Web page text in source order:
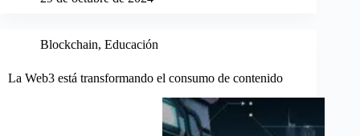
Blockchain, Educación
La Web3 está transformando el consumo de contenido